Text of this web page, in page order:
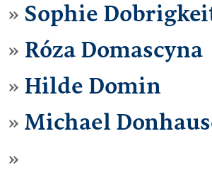
Sophie
Róza Domascyna
Hilde Domin
Michael